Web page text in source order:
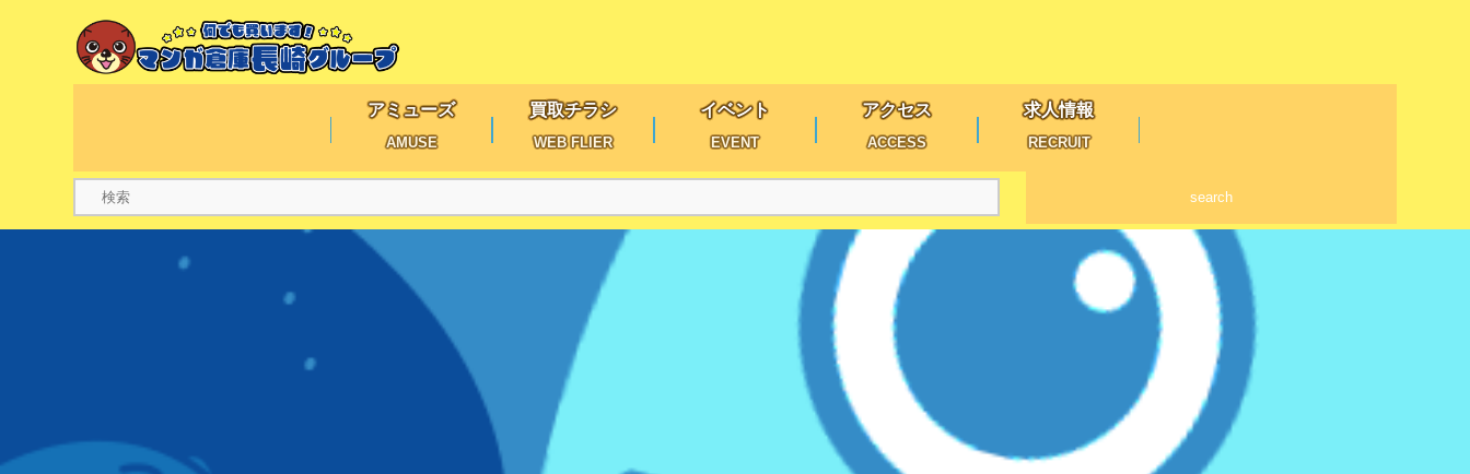
アミューズ
AMUSE
買取チラシ
WEB FLIER
イベント
EVENT
アクセス
ACCESS
求人情報
RECRUIT
search